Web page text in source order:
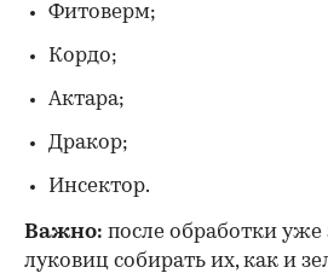
Фитоверм;
Кордо;
Актара;
Дракор;
Инсектор.
Важно: после обработки
луковиц собирать их, как и